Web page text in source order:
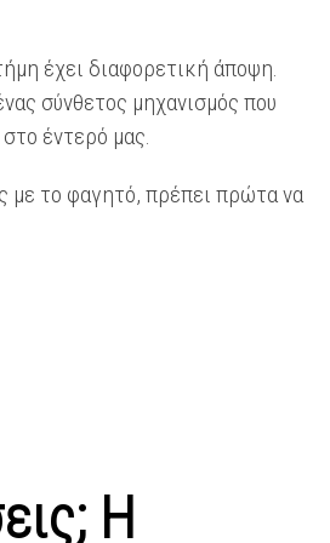
έχει διαφορετική άποψη.
σύνθετος μηχανισμός που
έντερό μας.
με το φαγητό, πρέπει πρώτα να
Η